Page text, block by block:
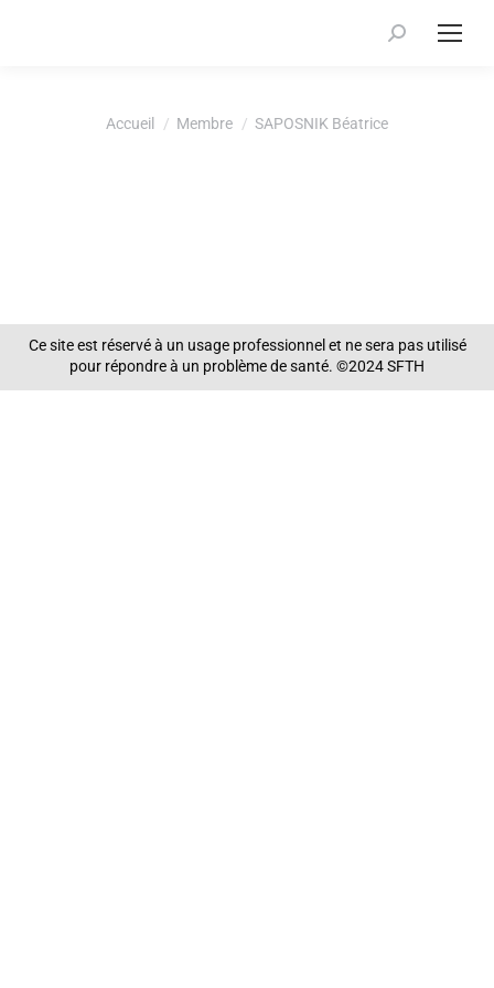
Recherche
Vous êtes ici :Accueil Membre SAPOSNIK Béatrice
Ce site est réservé à un usage professionnel et ne sera pas utilisé
pour répondre à un problème de santé. ©2024 SFTH